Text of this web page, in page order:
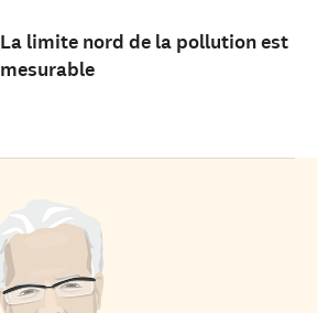
La limite nord de la pollution est
mesurable